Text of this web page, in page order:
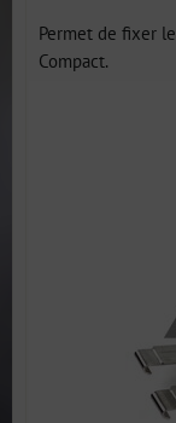
Permet de fixer
Compact.